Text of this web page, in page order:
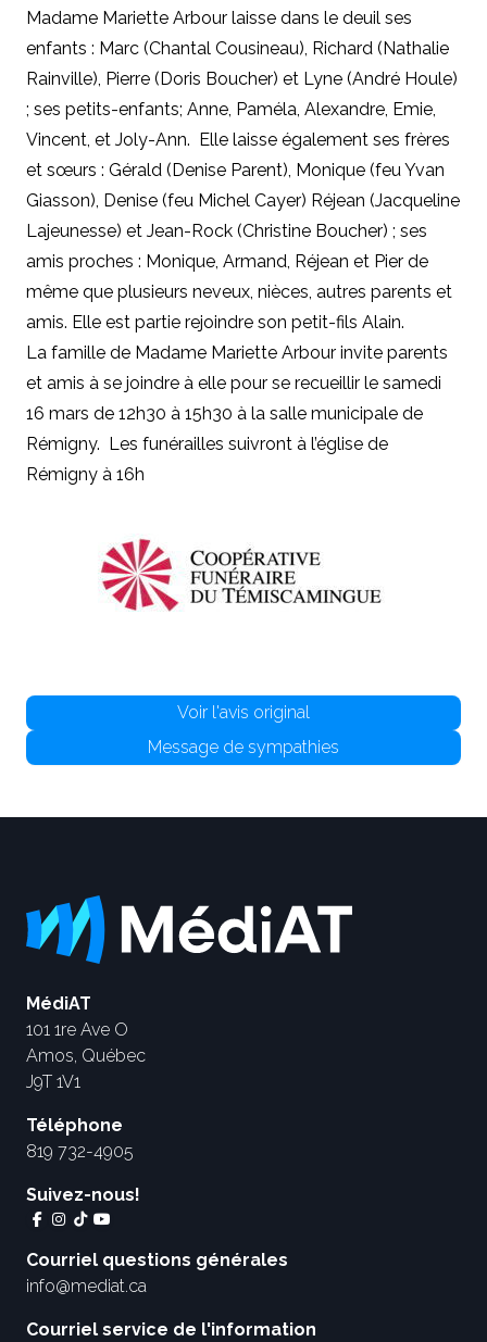
Madame Mariette Arbour laisse dans le deuil ses
enfants : Marc (Chantal Cousineau), Richard (Nathalie
Rainville), Pierre (Doris Boucher) et Lyne (André Houle)
; ses petits-enfants; Anne, Paméla, Alexandre, Emie,
Vincent, et Joly-Ann. Elle laisse également ses frères
et sœurs : Gérald (Denise Parent), Monique (feu Yvan
Giasson), Denise (feu Michel Cayer) Réjean (Jacqueline
Lajeunesse) et Jean-Rock (Christine Boucher) ; ses
amis proches : Monique, Armand, Réjean et Pier de
même que plusieurs neveux, nièces, autres parents et
amis. Elle est partie rejoindre son petit-fils Alain.
La famille de Madame Mariette Arbour invite parents
et amis à se joindre à elle pour se recueillir le samedi
16 mars de 12h30 à 15h30 à la salle municipale de
Rémigny. Les funérailles suivront à l’église de
Rémigny à 16h
Voir l'avis original
Message de sympathies
MédiAT
101 1re Ave O
Amos, Québec
J9T 1V1
Téléphone
819 732-4905
Suivez-nous!
Courriel questions générales
info@mediat.ca
Courriel service de l'information